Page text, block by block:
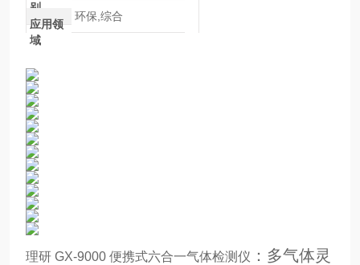
别
应用领
域
环保,综合
理研 GX-9000 便携式六合一气体检测仪 ：多气体灵